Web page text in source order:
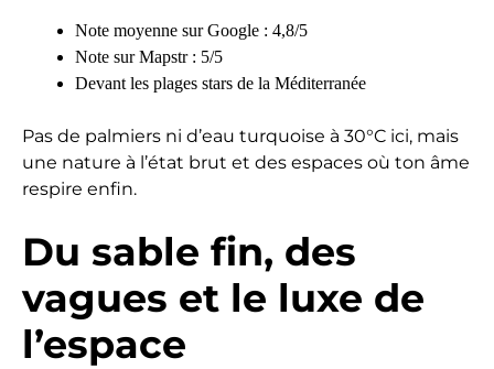
Note moyenne sur Google : 4,8/5
Note sur Mapstr : 5/5
Devant les plages stars de la Méditerranée
Pas de palmiers ni d’eau turquoise à 30°C ici, mais
une nature à l’état brut et des espaces où ton âme
respire enfin.
Du sable fin, des
vagues et le luxe de
l’espace